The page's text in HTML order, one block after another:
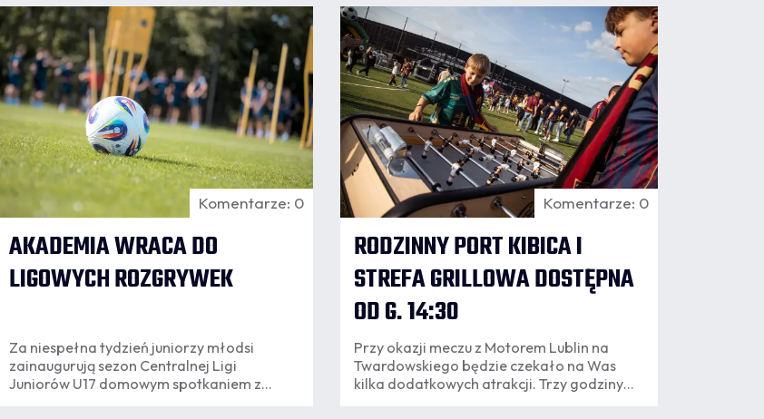
07.08
8:18
Komentarze: 0
AKADEMIA WRACA DO
LIGOWYCH ROZGRYWEK
Za niespełna tydzień juniorzy młodsi
zainaugurują sezon Centralnej Ligi
Juniorów U17 domowym spotkaniem z
07.08
8:14
Komentarze: 0
RODZINNY PORT KIBICA I
STREFA GRILLOWA DOSTĘPNA
OD G. 14:30
Przy okazji meczu z Motorem Lublin na
Twardowskiego będzie czekało na Was
kilka dodatkowych atrakcji. Trzy godziny